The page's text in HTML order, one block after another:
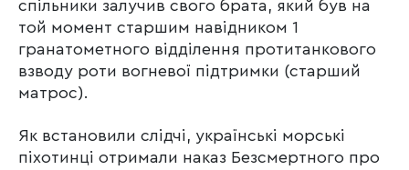
спільники залучив свого брата, який був на
той момент старшим навідником 1
гранатометного відділення протитанкового
взводу роти вогневої підтримки (старший
матрос).
Як встановили слідчі, українські морські
піхотинці отримали наказ Безсмертного про